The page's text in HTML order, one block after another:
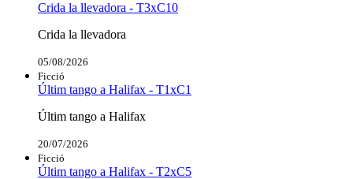
Crida la llevadora - T3xC10
Crida la llevadora
05/08/2026
Ficció
Últim tango a Halifax - T1xC1
Últim tango a Halifax
20/07/2026
Ficció
Últim tango a Halifax - T2xC5